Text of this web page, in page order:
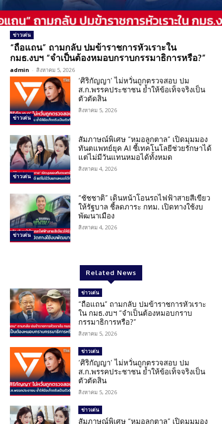
ข่าวเด่น
“ถือแถน” ถามกลับ ปมข้าราชการหัวเราะใน
กมธ.งบฯ “จำเป็นต้องหมอบกราบกรรมาธิการหรือ?”
admin - สิงหาคม 5, 2026
ข่าวเด่น
‘ศิริกัญญา’ ไม่หวั่นถูกตรวจสอบ ปม
ส.ก.พรรคประชาชน ย้ำให้ข้อเท็จจริงเป็น
ตัวตัดสิน
สิงหาคม 5, 2026
ข่าวเด่น
สัมภาษณ์พิเศษ “หมอลูกตาล” เปิดมุมมอง
ทันตแพทย์ยุค AI ชี้เทคโนโลยีช่วยรักษาได้
แต่ไม่มีวันแทนหมอได้ทั้งหมด
สิงหาคม 4, 2026
ข่าวเด่น
“ชัชชาติ” เดินหน้าโอนรถไฟฟ้าสายสีเขียว
ให้รัฐบาล ชี้ลดภาระ กทม. เปิดทางใช้งบ
พัฒนาเมือง
สิงหาคม 4, 2026
Related News
ข่าวเด่น
“ถือแถน” ถามกลับ ปมข้าราชการหัวเราะ
ใน กมธ.งบฯ “จำเป็นต้องหมอบกราบ
กรรมาธิการหรือ?”
สิงหาคม 5, 2026
ข่าวเด่น
‘ศิริกัญญา’ ไม่หวั่นถูกตรวจสอบ ปม
ส.ก.พรรคประชาชน ย้ำให้ข้อเท็จจริงเป็น
ตัวตัดสิน
สิงหาคม 5, 2026
ข่าวเด่น
สัมภาษณ์พิเศษ “หมอลูกตาล” เปิดมุมมอง